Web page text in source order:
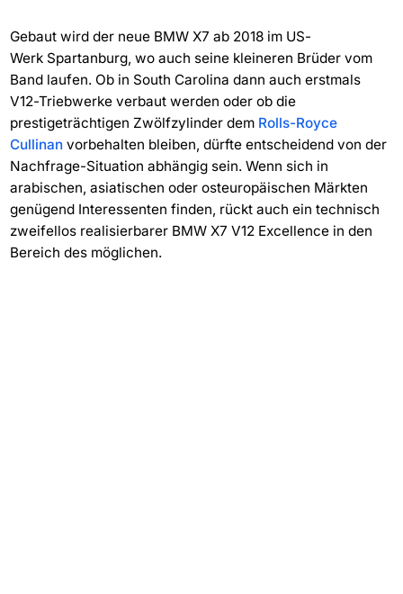
Gebaut wird der neue BMW X7 ab 2018 im US-
Werk Spartanburg, wo auch seine kleineren Brüder vom
Band laufen. Ob in South Carolina dann auch erstmals
V12-Triebwerke verbaut werden oder ob die
prestigeträchtigen Zwölfzylinder dem Rolls-Royce
Cullinanvorbehalten bleiben, dürfte entscheidend von der
Nachfrage-Situation abhängig sein. Wenn sich in
arabischen, asiatischen oder osteuropäischen Märkten
genügend Interessenten finden, rückt auch ein technisch
zweifellos realisierbarer BMW X7 V12 Excellence in den
Bereich des möglichen.